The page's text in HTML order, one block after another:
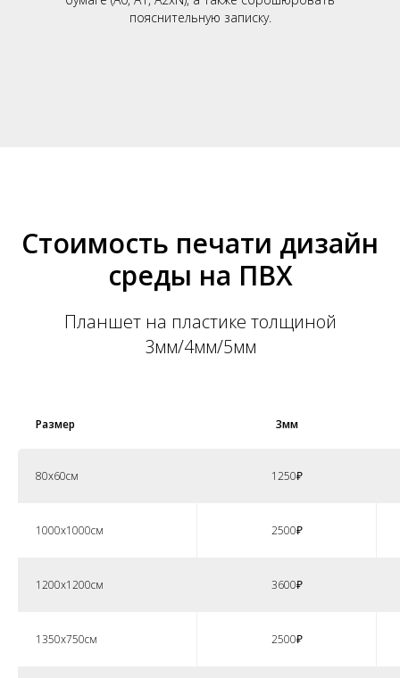
пояснительную записку.
Стоимость печати дизайн
среды на ПВХ
Планшет на пластике толщиной
3мм/4мм/5мм
Размер 3мм
80х60см 1250₽
1000х1000см 2500₽
1200х1200см 3600₽
1350х750см 2500₽